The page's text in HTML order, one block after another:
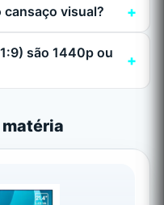
visual?
são 1440p ou